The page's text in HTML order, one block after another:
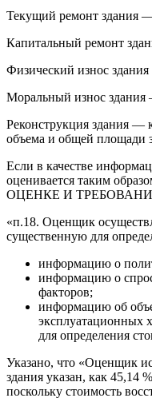
Текущий ремонт здания —
Капитальный ремонт
Физический износ
Моральный износ здания
Реконструкция здания —
объема и общей площади
Если в качестве
оценивается таким
ОЦЕНКЕ И
«п.18. Оценщик
существенную для
информацию о
информацию о
факторов;
информацию об
эксплуатационных
для определения
Указано, что «Оценщик
здания указан, как 45,14
поскольку стоимость